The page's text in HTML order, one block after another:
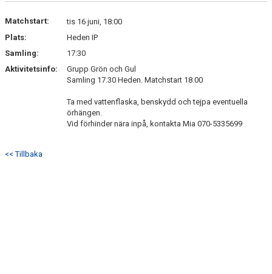
TRUPPEN
MEDLEMSSKAP
Matchstart:
tis 16 juni, 18:00
Plats:
Heden IP
Samling:
17:30
Aktivitetsinfo:
Grupp Grön och Gul
Samling 17.30 Heden. Matchstart 18.00
Ta med vattenflaska, benskydd och tejpa eventuella
örhängen.
Vid förhinder nära inpå, kontakta Mia 070-5335699
<< Tillbaka